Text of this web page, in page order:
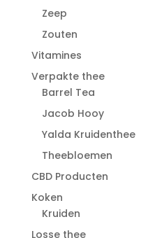
Zeep
Zouten
Vitamines
Verpakte thee
Barrel Tea
Jacob Hooy
Yalda Kruidenthee
Theebloemen
CBD Producten
Koken
Kruiden
Losse thee